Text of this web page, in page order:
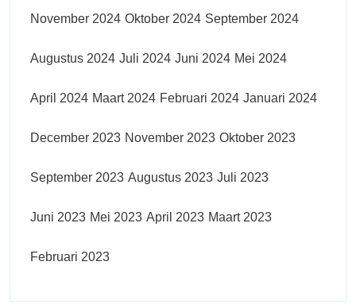
November 2024 Oktober 2024 September 2024
Augustus 2024 Juli 2024 Juni 2024 Mei 2024
April 2024 Maart 2024 Februari 2024 Januari 2024
December 2023 November 2023 Oktober 2023
September 2023 Augustus 2023 Juli 2023
Juni 2023 Mei 2023 April 2023 Maart 2023
Februari 2023